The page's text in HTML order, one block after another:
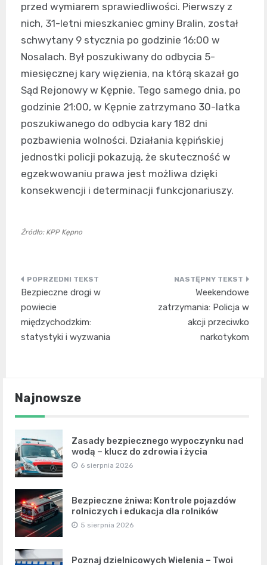
przed wymiarem sprawiedliwości. Pierwszy z
nich, 31-letni mieszkaniec gminy Bralin, został
schwytany 9 stycznia po godzinie 16:00 w
Nosalach. Był poszukiwany do odbycia 5-
miesięcznej kary więzienia, na którą skazał go
Sąd Rejonowy w Kępnie. Tego samego dnia, po
godzinie 21:00, w Kępnie zatrzymano 30-latka
poszukiwanego do odbycia kary 182 dni
pozbawienia wolności. Działania kępińskiej
jednostki policji pokazują, że skuteczność w
egzekwowaniu prawa jest możliwa dzięki
konsekwencji i determinacji funkcjonariuszy.
Źródło: KPP Kępno
Nawigacja
wpisu
Bezpieczne drogi w
powiecie
międzychodzkim:
statystyki i wyzwania
Weekendowe
zatrzymania: Policja w
akcji przeciwko
narkotykom
Najnowsze
Zasady bezpiecznego wypoczynku nad
wodą – klucz do zdrowia i życia
6 sierpnia 2026
Bezpieczne żniwa: Kontrole pojazdów
rolniczych i edukacja dla rolników
5 sierpnia 2026
Poznaj dzielnicowych Wielenia – Twoi